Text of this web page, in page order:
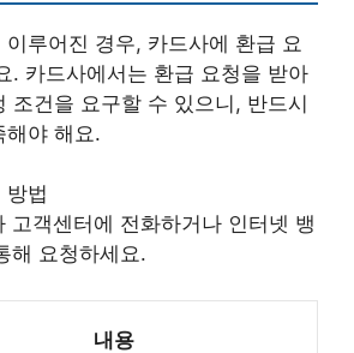
루어진 경우, 카드사에 환급 요
. 카드사에서는 환급 요청을 받아
조건을 요구할 수 있으니, 반드시
해야 해요.
방법
고객센터에 전화하거나 인터넷 뱅
해 요청하세요.
내용